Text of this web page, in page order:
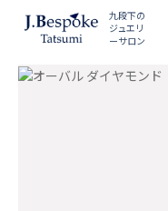
九段下の
ジュエリ
ーサロン